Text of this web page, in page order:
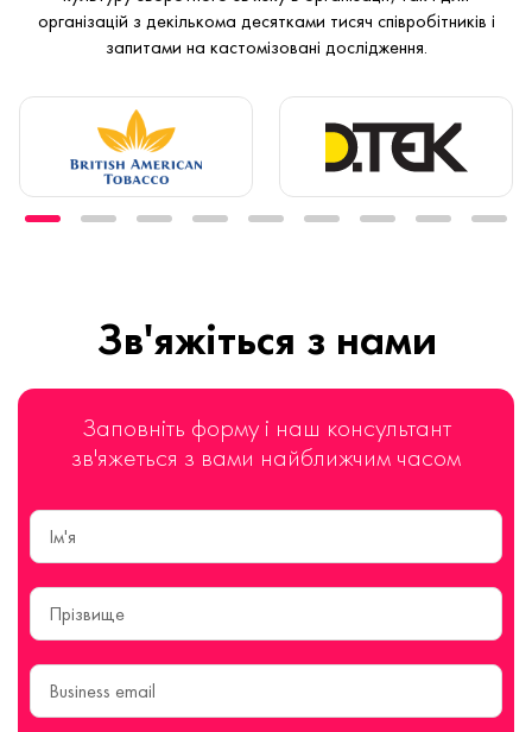
організацій з декількома десятками тисяч співробітників і
запитами на кастомізовані дослідження.
Зв'яжіться з нами
Заповніть форму і наш консультант
зв'яжеться з вами найближчим часом